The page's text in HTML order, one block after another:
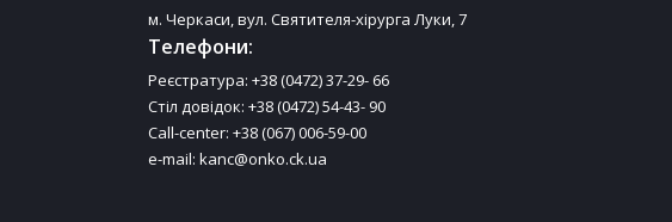
м. Черкаси, вул. Святителя-хірурга Луки, 7
Телефони:
Реєстратура: +38 (0472) 37-29- 66
Стіл довідок: +38 (0472) 54-43- 90
Call-center: +38 (067) 006-59-00
e-mail: kanc@onko.ck.ua